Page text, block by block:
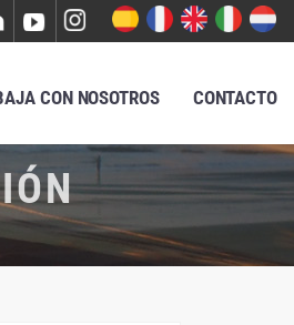
CON NOSOTROS CONTACTO